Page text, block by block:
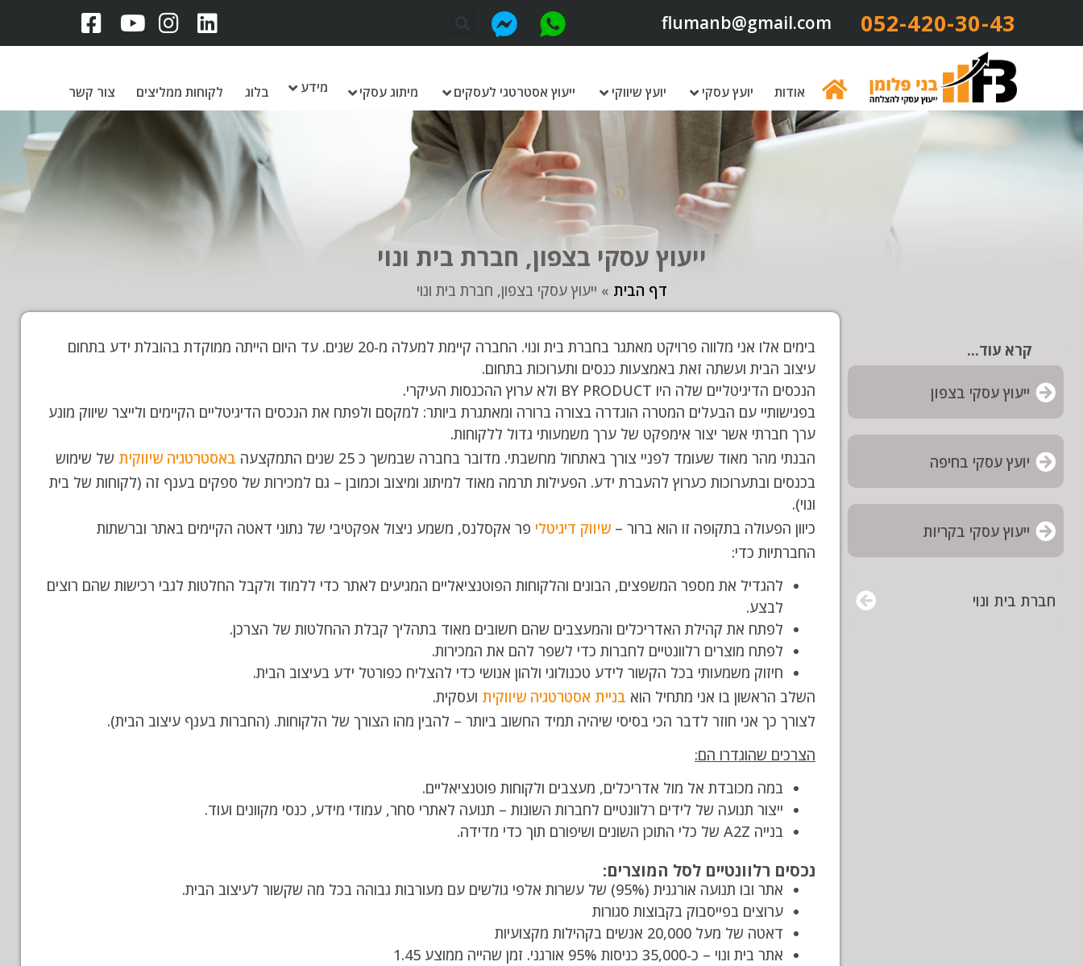
052-420-30-43​
flumanb@gmail.com
אודות יועץ עסקי יועץ שיווקי ייעוץ אסטרטגי לעסקים מיתוג עסקי מידע בלוג לקוחות ממליצים צור קשר
ייעוץ עסקי בצפון, חברת בית ונוי
דף הבית » ייעוץ עסקי בצפון, חברת בית ונוי
קרא עוד...
ייעוץ עסקי בצפון
יועץ עסקי בחיפה
ייעוץ עסקי בקריות
חברת בית ונוי
בימים אלו אני מלווה פרויקט מאתגר בחברת בית ונוי. החברה קיימת למעלה מ-20 שנים. עד היום הייתה ממוקדת בהובלת ידע בתחום
עיצוב הבית ועשתה זאת באמצעות כנסים ותערוכות בתחום.
הנכסים הדיגיטליים שלה היו BY PRODUCT ולא ערוץ ההכנסות העיקרי.
בפגישותיי עם הבעלים המטרה הוגדרה בצורה ברורה ומאתגרת ביותר: למקסם ולפתח את הנכסים הדיגיטליים הקיימים ולייצר שיווק מונע
ערך חברתי אשר יצור אימפקט של ערך משמעותי גדול ללקוחות.
הבנתי מהר מאוד שעומד לפניי צורך באתחול מחשבתי. מדובר בחברה שבמשך כ 25 שנים התמקצעה
באסטרטגיה שיווקית של שימוש
בכנסים ובתערוכות כערוץ להעברת ידע. הפעילות תרמה מאוד למיתוג ומיצוב וכמובן – גם למכירות של ספקים בענף זה (לקוחות של בית
ונוי).
כיוון הפעולה בתקופה זו הוא ברור – שיווק דיגיטלי פר אקסלנס, משמע ניצול אפקטיבי של נתוני דאטה הקיימים באתר וברשתות
החברתיות כדי:
להגדיל את מספר המשפצים, הבונים והלקוחות הפוטנציאליים המגיעים לאתר כדי ללמוד ולקבל החלטות לגבי רכישות שהם רוצים
לבצע.
לפתח את קהילת האדריכלים והמעצבים שהם חשובים מאוד בתהליך קבלת ההחלטות של הצרכן.
לפתח מוצרים רלוונטיים לחברות כדי לשפר להם את המכירות.
חיזוק משמעותי בכל הקשור לידע טכנולוגי ולהון אנושי כדי להצליח כפורטל ידע בעיצוב הבית.
השלב הראשון בו אני מתחיל הוא בניית אסטרטגיה שיווקית ועסקית.
לצורך כך אני חוזר לדבר הכי בסיסי שיהיה תמיד החשוב ביותר – להבין מהו הצורך של הלקוחות. (החברות בענף עיצוב הבית).
הצרכים שהוגדרו הם:
במה מכובדת אל מול אדריכלים, מעצבים ולקוחות פוטנציאליים.
ייצור תנועה של לידים רלוונטיים לחברות השונות – תנועה לאתרי סחר, עמודי מידע, כנסי מקוונים ועוד.
בנייה A2Z של כלי התוכן השונים ושיפורם תוך כדי מדידה.
נכסים רלוונטיים לסל המוצרים:
אתר ובו תנועה אורגנית (95%) של עשרות אלפי גולשים עם מעורבות גבוהה בכל מה שקשור לעיצוב הבית.
ערוצים בפייסבוק בקבוצות סגורות
דאטה של מעל 20,000 אנשים בקהילות מקצועיות
אתר בית ונוי – כ-35,000 כניסות 95% אורגני. זמן שהייה ממוצע 1.45